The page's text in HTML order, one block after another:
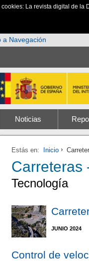
cookies: La revista digital de
a Navegación
Noticias
Estás en: Inicio
Carreteras
Tecnología
JUNIO 2024
Control de